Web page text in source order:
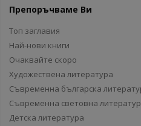
Препоръчваме Ви
Топ заглавия
Най-нови книги
Очаквайте скоро
Художествена литература
Съвременна българска
Съвременна световна
Детска литература